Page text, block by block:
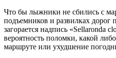
Что бы лыжники не сбились с
подъемников и развилках дорог
загорается надпись «Sellaronda
вероятность поломки, какой
маршруте или ухудшение